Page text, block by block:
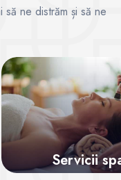
ne distrăm și să ne
Servicii